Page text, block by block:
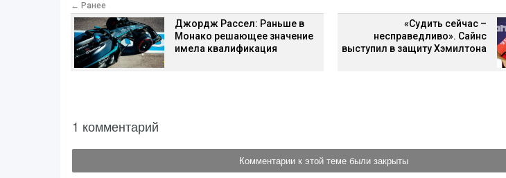
← Ранее
Джордж Рассел: Раньше в
Монако решающее значение
имела квалификация
«Судить сейчас –
несправедливо». Сайнс
выступил в защиту Хэмилтона
1 комментарий
Комментарии к этой теме были закрыты